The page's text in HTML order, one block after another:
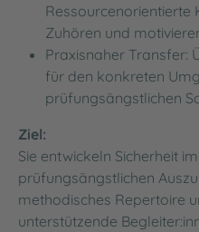
Ressourcenorientierte
Zuhören und
Praxisnaher Transfer:
für den konkreten
prüfungsängstlichen
Ziel:
Sie entwickeln Sicherheit
prüfungsängstlichen
methodisches Repertoire
unterstützende